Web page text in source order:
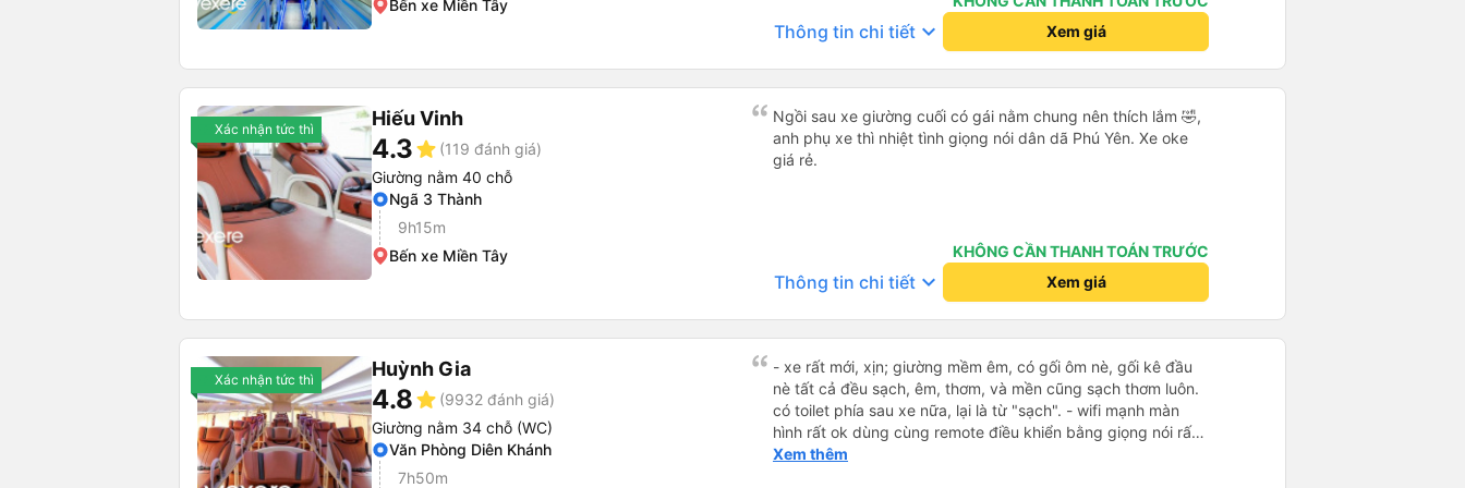
Bến xe Miền Tây
Thông tin chi tiết keyboard_arrow_down Xem giá
Xác nhận tức thì Hiếu Vinh
4.3star (119 đánh giá)
Giường nằm 40 chỗ
Ngã 3 Thành
9h15m
Bến xe Miền Tây
Ngồi sau xe giường cuối có gái nằm chung nên thích lắm 🤣,
anh phụ xe thì nhiệt tình giọng nói dân dã Phú Yên. Xe oke
giá rẻ.
KHÔNG CẦN THANH TOÁN TRƯỚC
Thông tin chi tiết keyboard_arrow_down Xem giá
Xác nhận tức thì Huỳnh Gia
4.8star (9932 đánh giá)
Giường nằm 34 chỗ (WC)
Văn Phòng Diên Khánh
7h50m
- xe rất mới, xịn; giường mềm êm, có gối ôm nè, gối kê đầu
nè tất cả đều sạch, êm, thơm, và mền cũng sạch thơm luôn.
có toilet phía sau xe nữa, lại là từ "sạch". - wifi mạnh màn
hình rất ok dùng cùng remote điều khiển bằng giọng nói rất
mượt khi xem youtube và netflix đc cài sẵn. đáng giá tiền
Xem thêm